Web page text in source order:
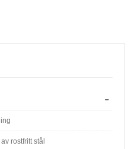
-
rostfritt stål